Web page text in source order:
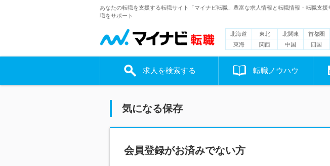
あなたの転職を支援する転職サイト「マイナビ転職」豊富な求人情報と転職情報・転職支援
職をサポート
北海道 東北 北関東 首都圏
東海
関西 中国 四国
求人を検索する 転職ノウハウ
気になる保存
会員登録がお済みでない方